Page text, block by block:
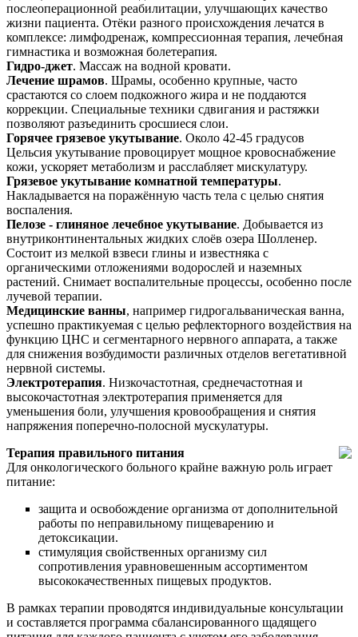
послеоперационной реабилитации, улучшающих качество
жизни пациента. Отёки разного происхождения лечатся в
комплексе: лимфодренаж, компрессионная терапия, лечебная
гимнастика и возможная болетерапия.
Гидро-джет. Массаж на водной кровати.
Лечение шрамов. Шрамы, особенно крупные, часто
срастаются со слоем подкожного жира и не поддаются
коррекции. Специальные техники сдвигания и растяжки
позволяют разъединить сросшиеся слои.
Горячее грязевое укутывание. Около 42-45 градусов
Цельсия укутывание провоцирует мощное кровоснабжение
кожи, ускоряет метаболизм и расслабляет мискулатуру.
Грязевое укутывание комнатной температуры.
Накладывается на поражённую часть тела с целью снятия
воспаления.
Пелозе - глиняное лечебное укутывание. Добывается из
внутриконтинентальных жидких слоёв озера Шолленер.
Состоит из мелкой взвеси глины и известняка с
органическими отложениями водорослей и наземных
растений. Снимает воспалительные процессы, особенно после
лучевой терапии.
Медицинские ванны, например гидрогальваническая ванна,
успешно практикуемая с целью рефлекторного воздействия на
функцию ЦНС и сегментарного нервного аппарата, а также
для снижения возбудимости различных отделов вегетативной
нервной системы.
Электротерапия. Низкочастотная, среднечастотная и
высокочастотная электротерапия применяется для
уменьшения боли, улучшения кровообращения и снятия
напряжения поперечно-полосной мускулатуры.
Терапия правильного питания
Для онкологического больного крайне важную роль играет
питание:
защита и освобождение организма от дополнительной
работы по неправильному пищеварению и
детоксикации.
стимуляция свойственных организму сил
сопротивления уравновешенным ассортиментом
высококачественных пищевых продуктов.
В рамках терапии проводятся индивидуальные консультации
и составляется программа сбалансированного щадящего